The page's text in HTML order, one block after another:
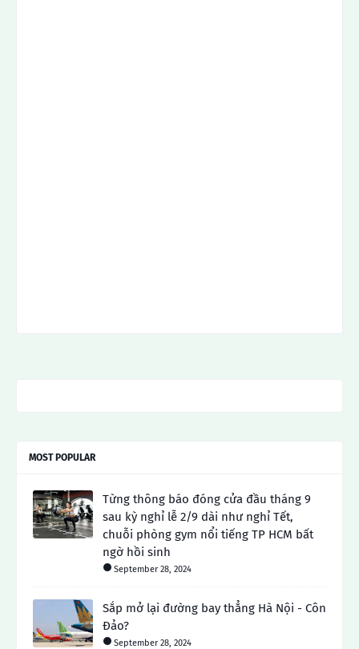
MOST POPULAR
Từng thông báo đóng cửa đầu tháng 9
sau kỳ nghỉ lễ 2/9 dài như nghỉ Tết,
chuỗi phòng gym nổi tiếng TP HCM bất
ngờ hồi sinh
September 28, 2024
Sắp mở lại đường bay thẳng Hà Nội - Côn
Đảo?
September 28, 2024